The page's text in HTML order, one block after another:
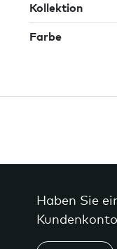
Kollektion
Farbe
Haben Sie